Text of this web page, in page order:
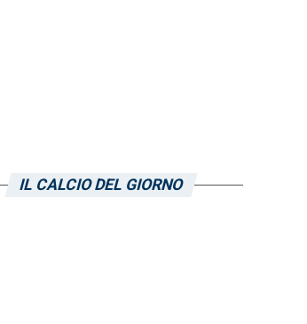
IL CALCIO DEL GIORNO